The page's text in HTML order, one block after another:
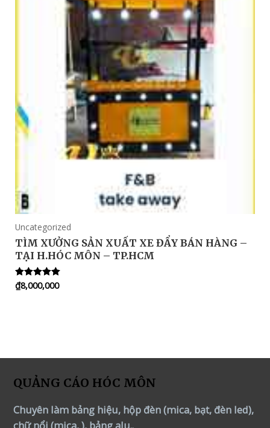
Uncategorized
TÌM XƯỞNG SẢN XUẤT XE ĐẨY BÁN HÀNG –
TẠI H.HÓC MÔN – TP.HCM
Rated
5.00
₫8,000,000
QUẢNG CÁO HÓC MÔN
Chuyên làm bảng hiệu, hộp đèn (mica, bạt, đèn led),
chữ nổi (mica, ), bảng alu..